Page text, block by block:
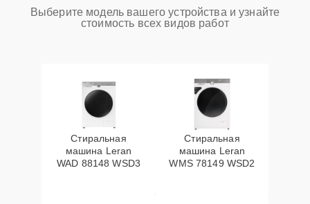
Выберите модель вашего устройства и узнайте
стоимость всех видов работ
Стиральная
машина Leran
WAD 88148 WSD3
Стиральная
машина Leran
WMS 78149 WSD2